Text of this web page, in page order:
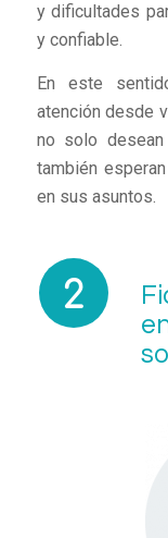
y dificultades
y confiable.
En este
atención desde
no solo desean
también
en sus asuntos.